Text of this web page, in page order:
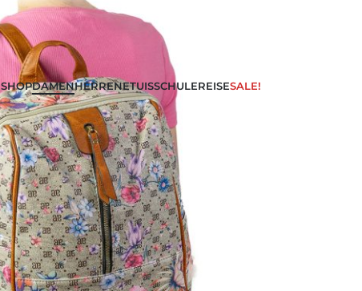
SHOPDAMENHERRENETUISSCHULEREISESALE!